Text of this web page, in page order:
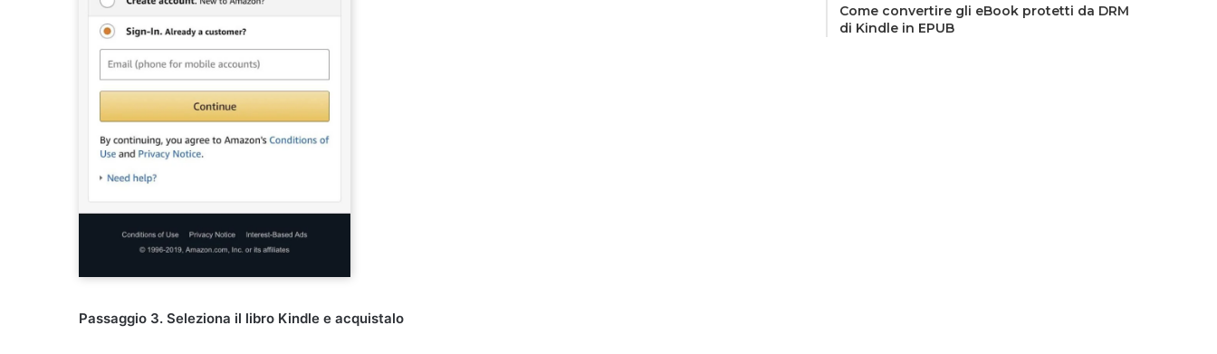
Passaggio 3. Seleziona il libro Kindle e acquistalo
Come convertire gli eBook protetti da DRM
di Kindle in EPUB